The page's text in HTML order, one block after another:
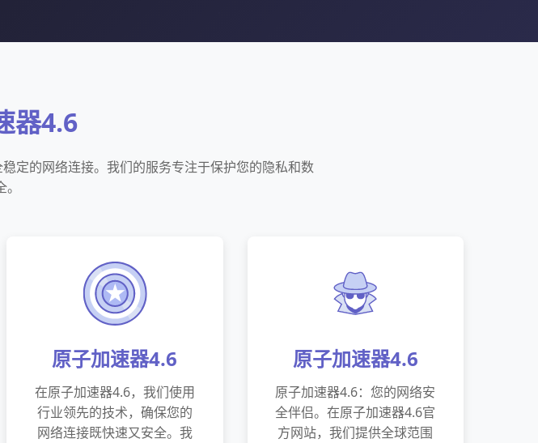
器4.6
定的网络连接。我们的服务专注于保护您的隐私和数
原子加速器4.6
在原子加速器4.6，我们使用
行业领先的技术，确保您的
网络连接既快速又安全。我
原子加速器4.6
原子加速器4.6：您的网络安
全伴侣。在原子加速器4.6官
方网站，我们提供全球范围